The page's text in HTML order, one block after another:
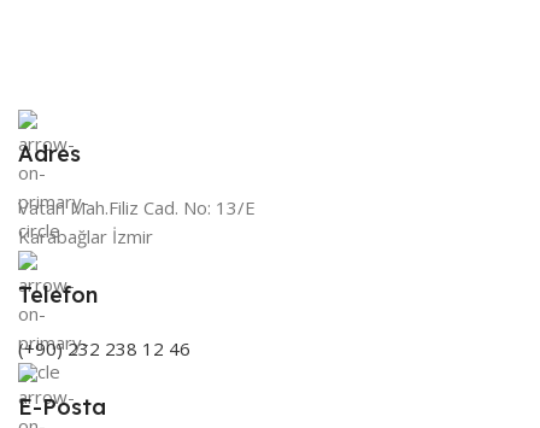
Adres
Vatan Mah.Filiz Cad. No: 13/E
Karabağlar İzmir
Telefon
(+90) 232 238 12 46
E-Posta